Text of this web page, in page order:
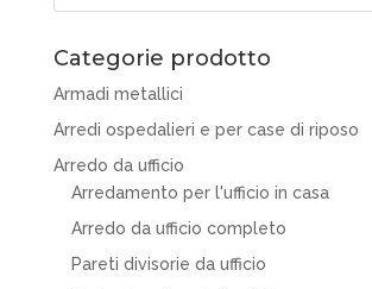
Categorie prodotto
Armadi metallici
Arredi ospedalieri e per case di riposo
Arredo da ufficio
Arredamento per l'ufficio in casa
Arredo da ufficio completo
Pareti divisorie da ufficio